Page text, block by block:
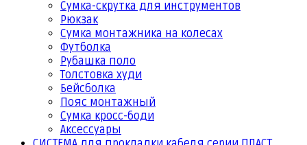
Сумка-скрутка для инструментов
Рюкзак
Сумка монтажника на колесах
Футболка
Рубашка поло
Толстовка худи
Бейсболка
Пояс монтажный
Сумка кросс-боди
Аксессуары